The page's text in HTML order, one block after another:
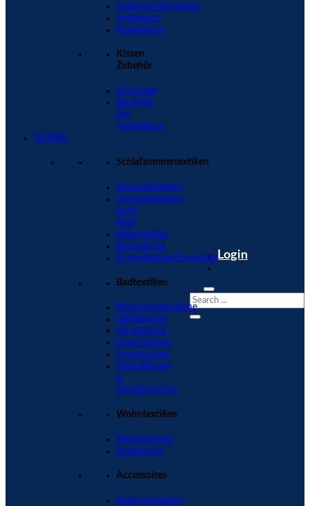
Seitenschläferkissen
Sofakissen
Reisekissen
Kissen
Zubehör
Encasings
Nachfüll-
Set
Faserkissen
Textilien
Schlafzimmertextilien
Spannbettlaken
Spannbettlaken
nach
Maß
Kissenhüllen
Bettwäsche
Schonbezüge/Encasings
Badtextilien
Waschhandschuhe
Gästetücher
Handtücher
Duschtücher
Saunatücher
Strandtücher
&
Strandtaschen
Wohntextilien
Wohndecken
Dekokissen
Accessoires
Zirbenprodukte
Login